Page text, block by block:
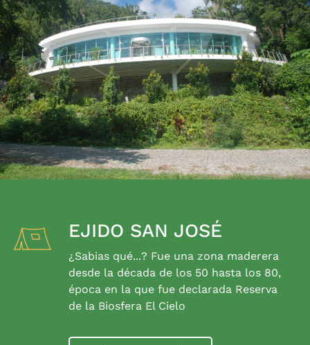
EJIDO SAN JOSÉ
¿Sabias qué...? Fue una zona maderera
desde la década de los 50 hasta los 80,
época en la que fue declarada Reserva
de la Biosfera El Cielo